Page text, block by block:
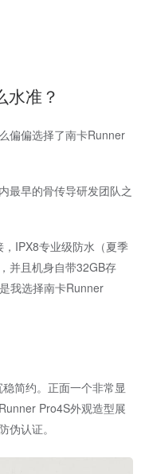
水准？
偏偏选择了南卡Runner
最早的骨传导研发团队之
IPX8专业级防水（夏季
并且机身自带32GB存
我选择南卡Runner
简约。正面一个非常显
Pro4S外观造型展
认证。